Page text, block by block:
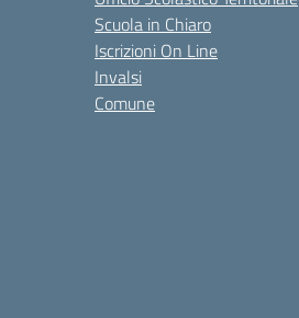
Scuola in Chiaro
Iscrizioni On Line
Invalsi
Comune